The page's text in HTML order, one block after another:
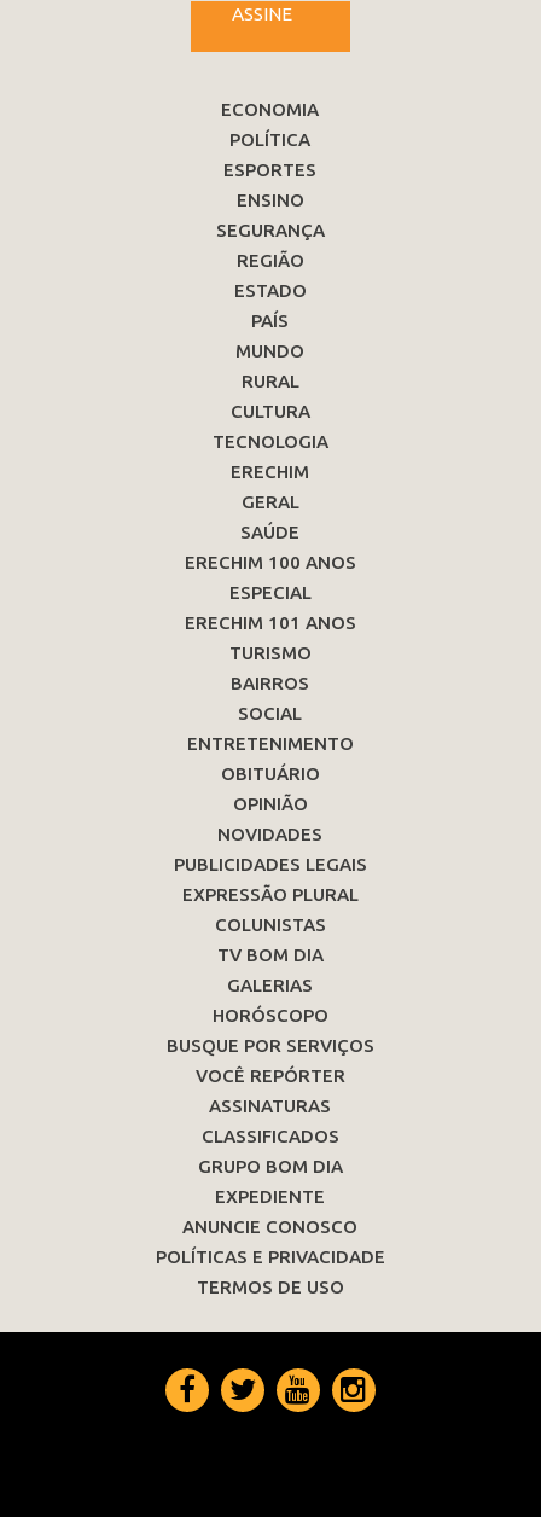
ASSINE
ECONOMIA
POLÍTICA
ESPORTES
ENSINO
SEGURANÇA
REGIÃO
ESTADO
PAÍS
MUNDO
RURAL
CULTURA
TECNOLOGIA
ERECHIM
GERAL
SAÚDE
ERECHIM 100 ANOS
ESPECIAL
ERECHIM 101 ANOS
TURISMO
BAIRROS
SOCIAL
ENTRETENIMENTO
OBITUÁRIO
OPINIÃO
NOVIDADES
PUBLICIDADES LEGAIS
EXPRESSÃO PLURAL
COLUNISTAS
TV BOM DIA
GALERIAS
HORÓSCOPO
BUSQUE POR SERVIÇOS
VOCÊ REPÓRTER
ASSINATURAS
CLASSIFICADOS
GRUPO BOM DIA
EXPEDIENTE
ANUNCIE CONOSCO
POLÍTICAS E PRIVACIDADE
TERMOS DE USO